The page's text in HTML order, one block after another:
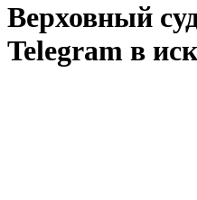
Верховный
Telegram в